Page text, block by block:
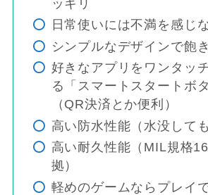
ッキリ
日常使いには不満を感じ
シンプルなデザインで飽
好きなアプリをワンタッ
る「スマートスタートボ
（QR決済とか便利）
高い防水性能（水没しても
高い耐久性能（MIL規格
拠）
軽めのゲームならプレイ